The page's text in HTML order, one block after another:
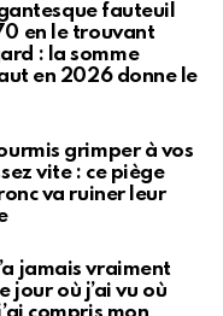
fauteuil
en le trouvant
: la somme
en 2026 donne le
grimper à vos
vite : ce piège
va ruiner leur
jamais vraiment
jour où j’ai vu où